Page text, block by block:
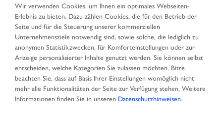
LAND AUSWÄHLEN SPRACHE ÄNDERN
Toggle
navigation
MENU
Fahrzeug
Wir verwenden Cookies, um Ihnen ein optimales Webseiten-
Erlebnis zu bieten. Dazu zählen Cookies, die für den Betrieb der
Seite und für die Steuerung unserer kommerziellen
Unternehmensziele notwendig sind, sowie solche, die lediglich zu
anonymen Statistikzwecken, für Komforteinstellungen oder zur
Anzeige personalisierter Inhalte genutzt werden. Sie können selbst
entscheiden, welche Kategorien Sie zulassen möchten. Bitte
beachten Sie, dass auf Basis Ihrer Einstellungen womöglich nicht
mehr alle Funktionalitäten der Seite zur Verfügung stehen. Weitere
Informationen finden Sie in unseren Datenschutzhinweisen.